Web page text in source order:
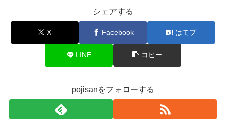
シェアする
X Facebook はてブ
LINE コピー
pojisanをフォローする